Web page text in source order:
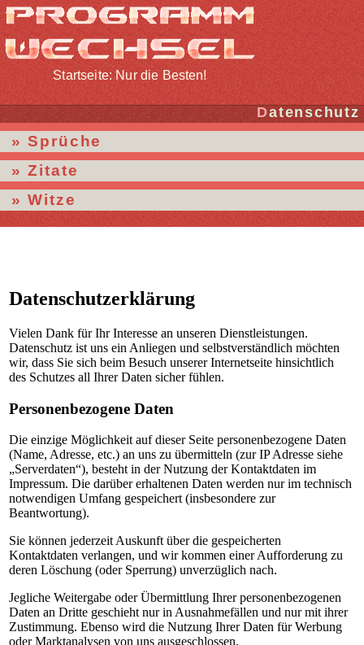
Startseite: Nur die Besten!
Datenschutz
Sprüche
Zitate
Witze